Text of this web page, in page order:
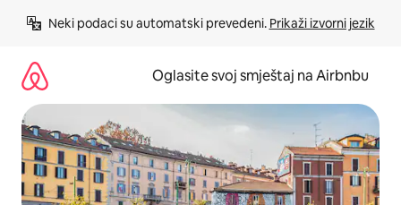
Neki podaci su automatski prevedeni. Prikaži izvorni jezik
Oglasite svoj smještaj na Airbnbu